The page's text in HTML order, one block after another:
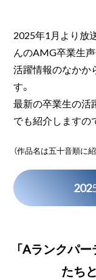
2025年1月より放
んのAMG卒業生
活躍情報のなかか
す。
最新の卒業生の活
でも紹介しますの
（作品名は五十音順に
202
「Aランクパ
たち